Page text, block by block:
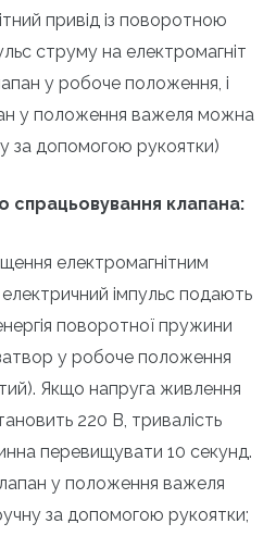
привід із поворотною
струму на електромагніт
у робоче положення, і
у положення важеля можна
за допомогою рукоятки)
спрацьовування клапана:
електромагнітним
імпульс подають
поворотної пружини
у робоче положення
Якщо напруга живлення
220 В, тривалість
перевищувати 10 секунд.
у положення важеля
за допомогою рукоятки;